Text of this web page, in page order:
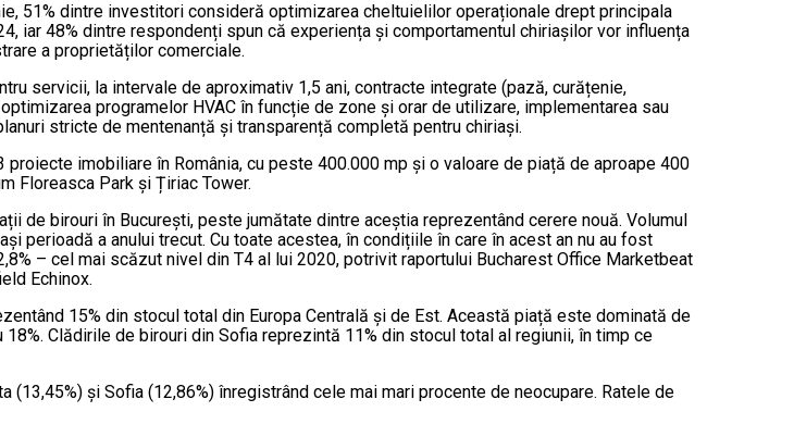
51% dintre investitori consideră optimizarea cheltuielilor operaționale drept principala
iar 48% dintre respondenți spun că experiența și comportamentul chiriașilor vor influența
a proprietăților comerciale.
servicii, la intervale de aproximativ 1,5 ani, contracte integrate (pază, curățenie,
programelor HVAC în funcție de zone și orar de utilizare, implementarea sau
stricte de mentenanță și transparență completă pentru chiriași.
imobiliare în România, cu peste 400.000 mp și o valoare de piață de aproape 400
Floreasca Park și Țiriac Tower.
de birouri în București, peste jumătate dintre aceștia reprezentând cerere nouă. Volumul
perioadă a anului trecut. Cu toate acestea, în condițiile în care în acest an nu au fost
– cel mai scăzut nivel din T4 al lui 2020, potrivit raportului Bucharest Office Marketbeat
Echinox.
15% din stocul total din Europa Centrală și de Est. Această piață este dominată de
Clădirile de birouri din Sofia reprezintă 11% din stocul total al regiunii, în timp ce
(13,45%) și Sofia (12,86%) înregistrând cele mai mari procente de neocupare. Ratele de